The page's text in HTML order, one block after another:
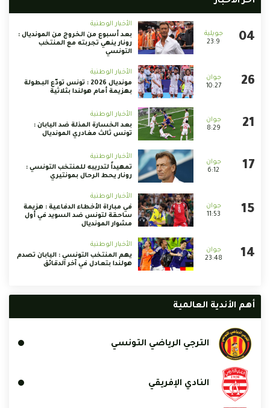
23:9
الأخبار الوطنية
بعد أسبوع من الخروج من المونديال :
رونار ينهي تجربته مع المنتخب
التونسي
10:27
الأخبار الوطنية
مونديال 2026 : تونس تودّع البطولة
بهزيمة أمام هولندا بثلاثية
8:29
الأخبار الوطنية
بعد الخسارة المذلة ضد اليابان :
تونس ثالث مغادري المونديال
6:12
الأخبار الوطنية
تمهيداً لتدريبه للمنتخب التونسي :
رونار يحط الرحال بمونتيري
11:53
الأخبار الوطنية
في مباراة الأخطاء الدفاعية : هزيمة
ساحقة لتونس ضد السويد في أول
مشوار المونديال
23:48
الأخبار الوطنية
يهم المنتخب التونسي : اليابان تصدم
هولندا بتعادل في آخر الدقائق
أهم الأندية العالمية
الترجي الرياضي التونسي
النادي الإفريقي